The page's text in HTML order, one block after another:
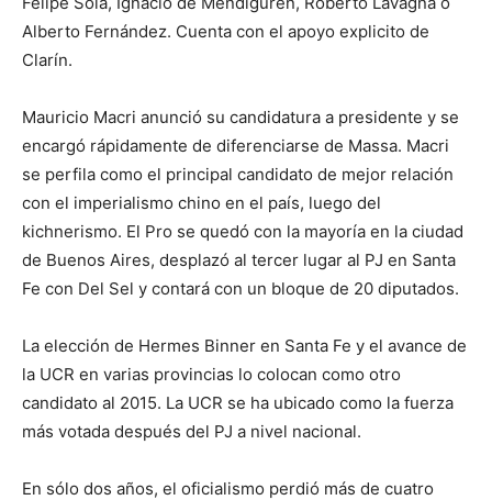
Alberto Fernández. Cuenta con el apoyo explicito de
Clarín.
Mauricio Macri anunció su candidatura a presidente y se
encargó rápidamente de diferenciarse de Massa. Macri
se perfila como el principal candidato de mejor relación
con el imperialismo chino en el país, luego del
kichnerismo. El Pro se quedó con la mayoría en la ciudad
de Buenos Aires, desplazó al tercer lugar al PJ en Santa
Fe con Del Sel y contará con un bloque de 20 diputados.
La elección de Hermes Binner en Santa Fe y el avance de
la UCR en varias provincias lo colocan como otro
candidato al 2015. La UCR se ha ubicado como la fuerza
más votada después del PJ a nivel nacional.
En sólo dos años, el oficialismo perdió más de cuatro